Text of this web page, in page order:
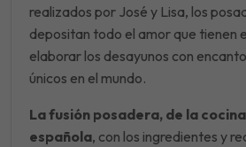
realizados por José y Lisa, los
depositan todo el amor que tienen
elaborar los desayunos con
únicos en el mundo.
La fusión posadera, de la
española, con los ingredientes y